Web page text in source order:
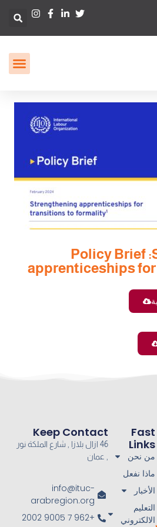
Policy Brief
apprenticeships
Fast
Links
من نحن
ماذا نفعل
الأخبار
التعليم
الالكتروني
Keep Contact
46 ازال بلازا , شارع الملكة نور
, عمان
info@ituc-
arabregion.org
+962 7 9005 2002